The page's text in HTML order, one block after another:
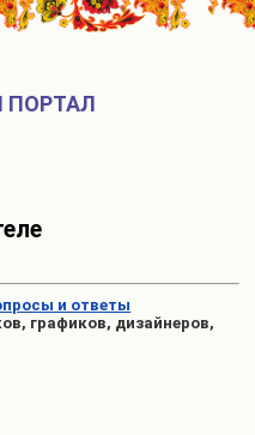
и ответы
графиков, дизайнеров,